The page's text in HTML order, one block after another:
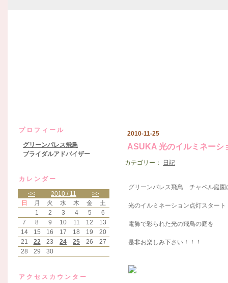
プロフィール
グリーンパレス飛鳥
ブライダルアドバイザー
カレンダー
<< 2010 / 11
>>
日
月 火 水 木 金
土
1
2 3 4 5
6
7
8 9 10 11 12
13
14
15 16 17 18 19
20
21
22 23 24 25 26
27
28
29 30
アクセスカウンター
2010-11-25
ASUKA 光のイルミネーシ
カテゴリー： 日記
グリーンパレス飛鳥 チャペル庭園
光のイルミネーション点灯スター
電飾で彩られた光の飛鳥の庭を
是非お楽しみ下さい！！！